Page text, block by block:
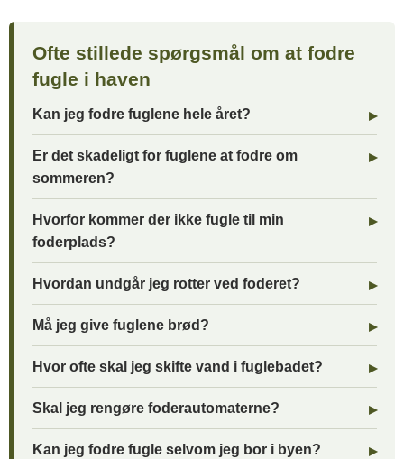
Ofte stillede spørgsmål om at fodre
fugle i haven
Kan jeg fodre fuglene hele året?
Er det skadeligt for fuglene at fodre om
sommeren?
Hvorfor kommer der ikke fugle til min
foderplads?
Hvordan undgår jeg rotter ved foderet?
Må jeg give fuglene brød?
Hvor ofte skal jeg skifte vand i fuglebadet?
Skal jeg rengøre foderautomaterne?
Kan jeg fodre fugle selvom jeg bor i byen?